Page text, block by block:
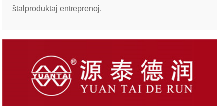
ŝtalproduktaj entreprenoj.